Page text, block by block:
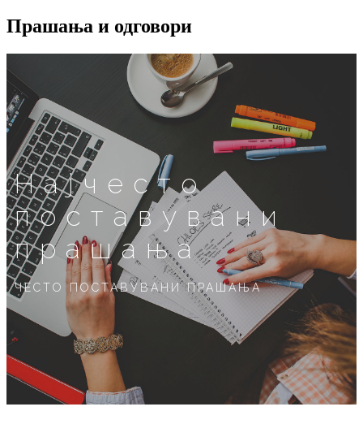
Прашања и одговори
Најчесто
поставувани
прашања
ЧЕСТО ПОСТАВУВАНИ ПРАШАЊА